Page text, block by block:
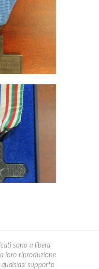
sono a libera
loro riproduzione
supporto